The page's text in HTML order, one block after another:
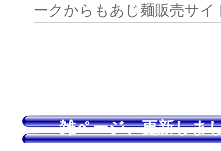
ークからもあじ麺販売サ
雑ページ、更新しま